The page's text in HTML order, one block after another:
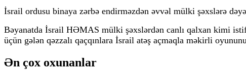
İsrail ordusu binaya zərbə endirməzdən əvvəl mülki şəxslərə
Bəyanatda İsrail HƏMAS mülki şəxslərdən canlı qalxan kimi
üçün gələn qəzzalı qaçqınlara İsrail atəş açmaqla məkirli
Ən çox oxunanlar